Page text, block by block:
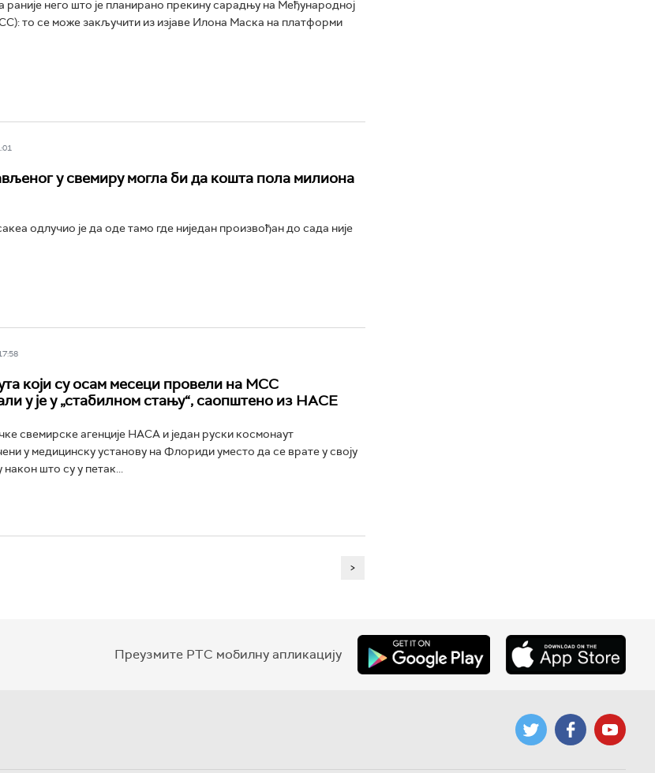
него што је планирано прекину сарадњу на Међународној
то се може закључити из изјаве Илона Маска на платформи
у свемиру могла би да кошта пола милиона
одлучио је да оде тамо где ниједан произвођан до сада није
који су осам месеци провели на МСС
у је у „стабилном стању“, саопштено из НАСЕ
свемирске агенције НАСА и један руски космонаут
у медицинску установу на Флориди уместо да се врате у своју
након што су у петак...
>
Преузмите РТС мобилну апликацију